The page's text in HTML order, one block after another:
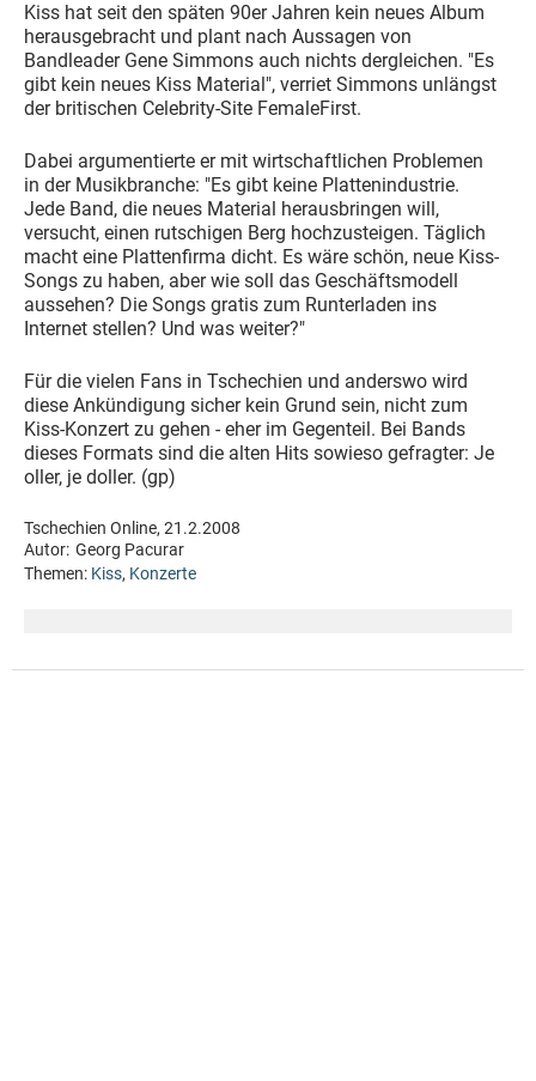
Kiss hat seit den späten 90er Jahren kein neues Album
herausgebracht und plant nach Aussagen von
Bandleader Gene Simmons auch nichts dergleichen. "Es
gibt kein neues Kiss Material", verriet Simmons unlängst
der britischen Celebrity-Site FemaleFirst.
Dabei argumentierte er mit wirtschaftlichen Problemen
in der Musikbranche: "Es gibt keine Plattenindustrie.
Jede Band, die neues Material herausbringen will,
versucht, einen rutschigen Berg hochzusteigen. Täglich
macht eine Plattenfirma dicht. Es wäre schön, neue Kiss-
Songs zu haben, aber wie soll das Geschäftsmodell
aussehen? Die Songs gratis zum Runterladen ins
Internet stellen? Und was weiter?"
Für die vielen Fans in Tschechien und anderswo wird
diese Ankündigung sicher kein Grund sein, nicht zum
Kiss-Konzert zu gehen - eher im Gegenteil. Bei Bands
dieses Formats sind die alten Hits sowieso gefragter: Je
oller, je doller. (gp)
Tschechien Online, 21.2.2008
Autor: Georg Pacurar
Themen: Kiss, Konzerte